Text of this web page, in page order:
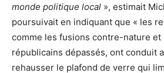
monde politique local », estimait
poursuivait en indiquant que « les
comme les fusions contre-nature et
républicains dépassés, ont conduit
rehausser le plafond de verre qui